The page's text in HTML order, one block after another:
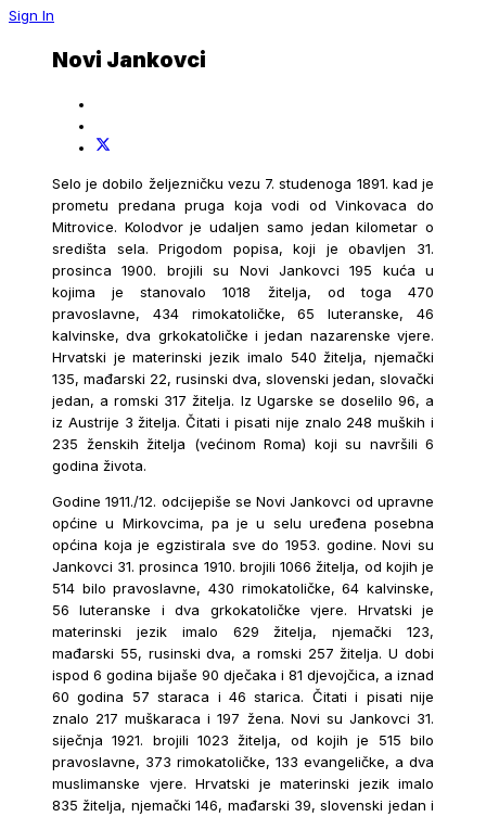
Sign In
Novi Jankovci
Selo je dobilo željezničku vezu 7. studenoga 1891. kad je
prometu predana pruga koja vodi od Vinkovaca do
Mitrovice. Kolodvor je udaljen samo jedan kilometar o
središta sela. Prigodom popisa, koji je obavljen 31.
prosinca 1900. brojili su Novi Jankovci 195 kuća u
kojima je stanovalo 1018 žitelja, od toga 470
pravoslavne, 434 rimokatoličke, 65 luteranske, 46
kalvinske, dva grkokatoličke i jedan nazarenske vjere.
Hrvatski je materinski jezik imalo 540 žitelja, njemački
135, mađarski 22, rusinski dva, slovenski jedan, slovački
jedan, a romski 317 žitelja. Iz Ugarske se doselilo 96, a
iz Austrije 3 žitelja. Čitati i pisati nije znalo 248 muških i
235 ženskih žitelja (većinom Roma) koji su navršili 6
godina života.
Godine 1911./12. odcijepiše se Novi Jankovci od upravne
općine u Mirkovcima, pa je u selu uređena posebna
općina koja je egzistirala sve do 1953. godine. Novi su
Jankovci 31. prosinca 1910. brojili 1066 žitelja, od kojih je
514 bilo pravoslavne, 430 rimokatoličke, 64 kalvinske,
56 luteranske i dva grkokatoličke vjere. Hrvatski je
materinski jezik imalo 629 žitelja, njemački 123,
mađarski 55, rusinski dva, a romski 257 žitelja. U dobi
ispod 6 godina bijaše 90 dječaka i 81 djevojčica, a iznad
60 godina 57 staraca i 46 starica. Čitati i pisati nije
znalo 217 muškaraca i 197 žena. Novi su Jankovci 31.
siječnja 1921. brojili 1023 žitelja, od kojih je 515 bilo
pravoslavne, 373 rimokatoličke, 133 evangeličke, a dva
muslimanske vjere. Hrvatski je materinski jezik imalo
835 žitelja, njemački 146, mađarski 39, slovenski jedan i